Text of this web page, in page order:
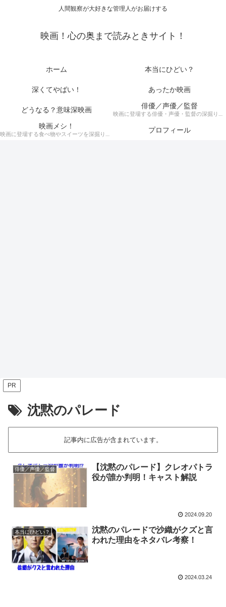
人間観察が大好きな管理人がお届けする
映画！心の奥まで読みときサイト！
ホーム 本当にひどい？
深くてやばい！ あったか映画
どうなる？意味深映画 俳優／声優／監督
映画に登場する俳優・声優・監督の深掘りまとめ記事！
映画メシ！
映画に登場する食べ物やスイーツを深掘り考察！ プロフィール
PR
沈黙のパレード
記事内に広告が含まれています。
俳優／声優／監督
【沈黙のパレード】クレオパトラ
役が誰か判明！キャスト解説
2024.09.20
本当にひどい？
沈黙のパレードで沙織がクズと言
われた理由をネタバレ考察！
2024.03.24